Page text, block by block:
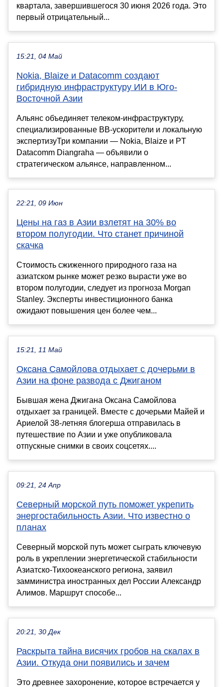
квартала, завершившегося 30 июня 2026 года. Это
первый отрицательный...
15:21, 04 Май
Nokia, Blaize и Datacomm создают
гибридную инфраструктуру ИИ в Юго-
Восточной Азии
Альянс объединяет телеком-инфраструктуру,
специализированные BB-ускорители и локальную
экспертизуТри компании — Nokia, Blaize и PT
Datacomm Diangraha — объявили о
стратегическом альянсе, направленном...
22:21, 09 Июн
Цены на газ в Азии взлетят на 30% во
втором полугодии. Что станет причиной
скачка
Стоимость сжиженного природного газа на
азиатском рынке может резко вырасти уже во
втором полугодии, следует из прогноза Morgan
Stanley. Эксперты инвестиционного банка
ожидают повышения цен более чем...
15:21, 11 Май
Оксана Самойлова отдыхает с дочерьми в
Азии на фоне развода с Джиганом
Бывшая жена Джигана Оксана Самойлова
отдыхает за границей. Вместе с дочерьми Майей и
Ариелой 38-летняя блогерша отправилась в
путешествие по Азии и уже опубликовала
отпускные снимки в своих соцсетях....
09:21, 24 Апр
Северный морской путь поможет укрепить
энергостабильность Азии. Что известно о
планах
Северный морской путь может сыграть ключевую
роль в укреплении энергетической стабильности
Азиатско-Тихоокеанского региона, заявил
замминистра иностранных дел России Александр
Алимов. Маршрут способе...
20:21, 30 Дек
Раскрыта тайна висячих гробов на скалах в
Азии. Откуда они появились и зачем
Это древнее захоронение, которое встречается у